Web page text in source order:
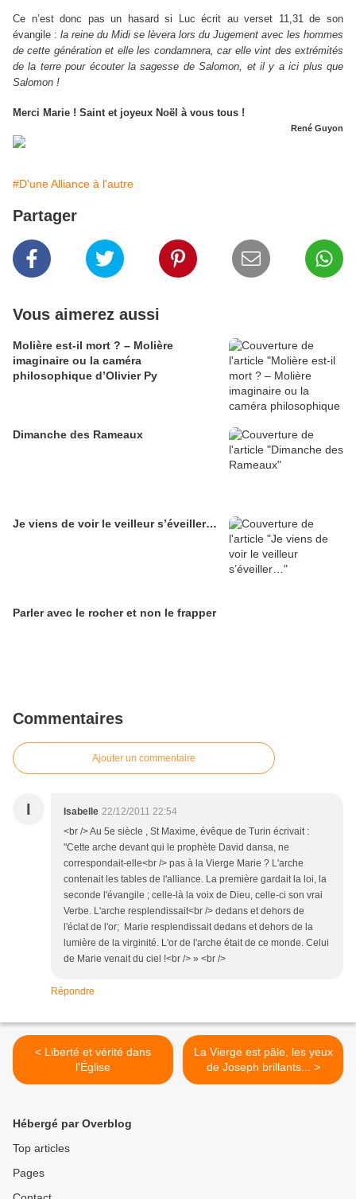
Ce n’est donc pas un hasard si Luc écrit au verset 11,31 de son
évangile : la reine du Midi se lèvera lors du Jugement avec les hommes
de cette génération et elle les condamnera, car elle vint des extrémités
de la terre pour écouter la sagesse de Salomon, et il y a ici plus que
Salomon !
Merci Marie ! Saint et joyeux Noël à vous tous !
René Guyon
#D'une Alliance à l'autre
Partager
Vous aimerez aussi
Molière est-il mort ? – Molière
imaginaire ou la caméra
philosophique d’Olivier Py
Dimanche des Rameaux
Je viens de voir le veilleur s’éveiller…
Parler avec le rocher et non le frapper
Commentaires
Ajouter un commentaire
I Isabelle 22/12/2011 22:54
<br /> Au 5e siècle , St Maxime, évêque de Turin écrivait :
"Cette arche devant qui le prophète David dansa, ne
correspondait-elle<br /> pas à la Vierge Marie ? L'arche
contenait les tables de l'alliance. La première gardait la loi, la
seconde l'évangile ; celle-là la voix de Dieu, celle-ci son vrai
Verbe. L'arche resplendissait<br /> dedans et dehors de
l'éclat de l'or; Marie resplendissait dedans et dehors de la
lumière de la virginité. L'or de l'arche était de ce monde. Celui
de Marie venait du ciel !<br /> » <br />
Répondre
< Liberté et vérité dans
l'Église
La Vierge est pâle, les yeux
de Joseph brillants... >
Hébergé par Overblog
Top articles
Pages